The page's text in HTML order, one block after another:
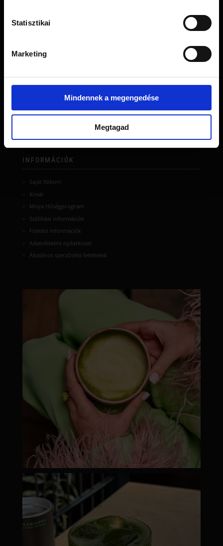
Statisztikai
Marketing
Mindennek a megengedése
Megtagad
INFORMÁCIÓK
Saját fiókom
Kosár
Moya Hűségprogram
Szállítási információk
Fizetési információk
Adatvédelmi nyilatkozat
Általános szerződési feltételek
moyamatcha.hu
moyamatcha.hu
Júl 18